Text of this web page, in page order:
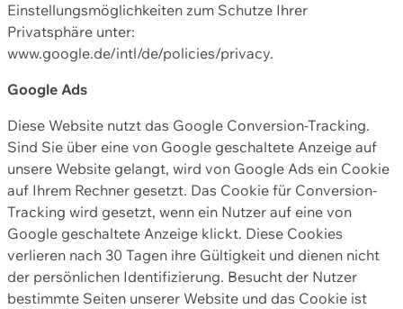
Einstellungsmöglichkeiten zum Schutze Ihrer
Privatsphäre unter:
www.google.de/intl/de/policies/privacy.
Google Ads
Diese Website nutzt das Google Conversion-Tracking.
Sind Sie über eine von Google geschaltete Anzeige auf
unsere Website gelangt, wird von Google Ads ein Cookie
auf Ihrem Rechner gesetzt. Das Cookie für Conversion-
Tracking wird gesetzt, wenn ein Nutzer auf eine von
Google geschaltete Anzeige klickt. Diese Cookies
verlieren nach 30 Tagen ihre Gültigkeit und dienen nicht
der persönlichen Identifizierung. Besucht der Nutzer
bestimmte Seiten unserer Website und das Cookie ist